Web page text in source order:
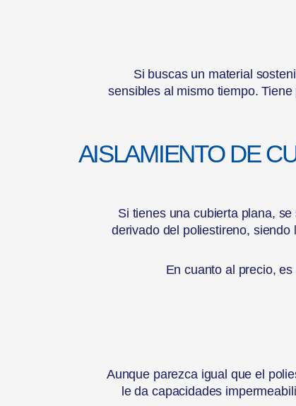
Si buscas un material
sensibles al mismo tiempo.
AISLAMIENTO DE
Si tienes una cubierta plana, se
derivado del poliestireno,
En cuanto al precio, es
Aunque parezca igual que el
le da capacidades